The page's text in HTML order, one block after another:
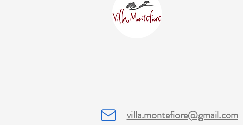
villa.montefiore@gmail.com